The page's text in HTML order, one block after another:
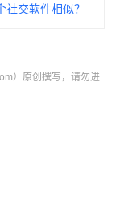
交软件相似？
）原创撰写，请勿进